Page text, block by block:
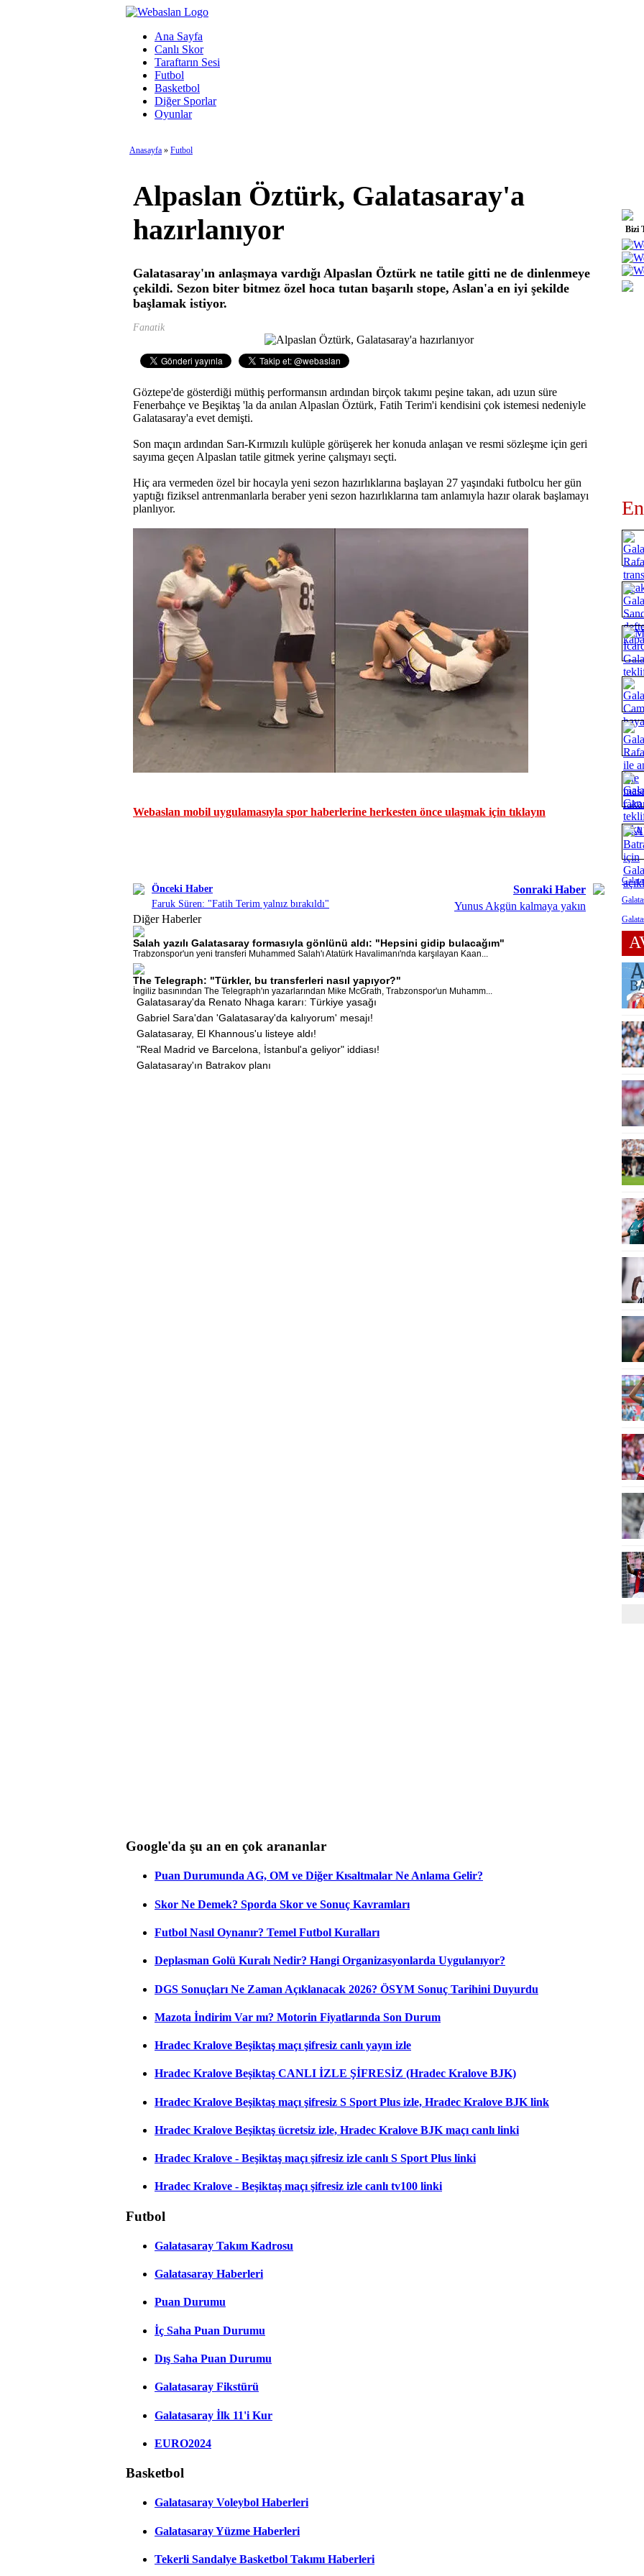
Ana Sayfa
Canlı Skor
Taraftarın Sesi
Futbol
Basketbol
Diğer Sporlar
Oyunlar
Anasayfa » Futbol
Alpaslan Öztürk, Galatasaray'a
hazırlanıyor
Galatasaray'ın anlaşmaya vardığı Alpaslan Öztürk ne tatile gitti ne de dinlenmeye
çekildi. Sezon biter bitmez özel hoca tutan başarılı stope, Aslan'a en iyi şekilde
başlamak istiyor.
Fanatik
Göztepe'de gösterdiği müthiş performansın ardından birçok takımı peşine takan, adı uzun süre
Fenerbahçe ve Beşiktaş 'la da anılan Alpaslan Öztürk, Fatih Terim'i kendisini çok istemesi nedeniyle
Galatasaray'a evet demişti.
Son maçın ardından Sarı-Kırmızılı kulüple görüşerek her konuda anlaşan ve resmi sözleşme için geri
sayıma geçen Alpaslan tatile gitmek yerine çalışmayı seçti.
Hiç ara vermeden özel bir hocayla yeni sezon hazırlıklarına başlayan 27 yaşındaki futbolcu her gün
yaptığı fiziksel antrenmanlarla beraber yeni sezon hazırlıklarına tam anlamıyla hazır olarak başlamayı
planlıyor.
Webaslan mobil uygulamasıyla spor haberlerine herkesten önce ulaşmak için tıklayın
Önceki Haber
Faruk Süren: "Fatih Terim yalnız bırakıldı"
Sonraki Haber
Yunus Akgün kalmaya yakın
Diğer Haberler
Salah yazılı Galatasaray formasıyla gönlünü aldı: "Hepsini gidip bulacağım"
Trabzonspor'un yeni transferi Muhammed Salah'ı Atatürk Havalimanı'nda karşılayan Kaan...
The Telegraph: "Türkler, bu transferleri nasıl yapıyor?"
İngiliz basınından The Telegraph'ın yazarlarından Mike McGrath, Trabzonspor'un Muhamm...
Galatasaray'da Renato Nhaga kararı: Türkiye yasağı
Gabriel Sara'dan 'Galatasaray'da kalıyorum' mesajı!
Galatasaray, El Khannous'u listeye aldı!
"Real Madrid ve Barcelona, İstanbul'a geliyor" iddiası!
Galatasaray'ın Batrakov planı
Bizi
Google'da şu an en çok arananlar
Puan Durumunda AG, OM ve Diğer Kısaltmalar Ne Anlama Gelir?
Skor Ne Demek? Sporda Skor ve Sonuç Kavramları
Futbol Nasıl Oynanır? Temel Futbol Kuralları
Deplasman Golü Kuralı Nedir? Hangi Organizasyonlarda Uygulanıyor?
DGS Sonuçları Ne Zaman Açıklanacak 2026? ÖSYM Sonuç Tarihini Duyurdu
Mazota İndirim Var mı? Motorin Fiyatlarında Son Durum
Hradec Kralove Beşiktaş maçı şifresiz canlı yayın izle
Hradec Kralove Beşiktaş CANLI İZLE ŞİFRESİZ (Hradec Kralove BJK)
Hradec Kralove Beşiktaş maçı şifresiz S Sport Plus izle, Hradec Kralove BJK link
Hradec Kralove Beşiktaş ücretsiz izle, Hradec Kralove BJK maçı canlı linki
Hradec Kralove - Beşiktaş maçı şifresiz izle canlı S Sport Plus linki
Hradec Kralove - Beşiktaş maçı şifresiz izle canlı tv100 linki
Futbol
Galatasaray Takım Kadrosu
Galatasaray Haberleri
Puan Durumu
İç Saha Puan Durumu
Dış Saha Puan Durumu
Galatasaray Fikstürü
Galatasaray İlk 11'i Kur
EURO2024
Basketbol
Galatasaray Voleybol Haberleri
Galatasaray Yüzme Haberleri
Tekerli Sandalye Basketbol Takımı Haberleri